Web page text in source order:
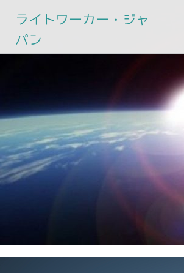
ライトワーカー・ジャ
パン